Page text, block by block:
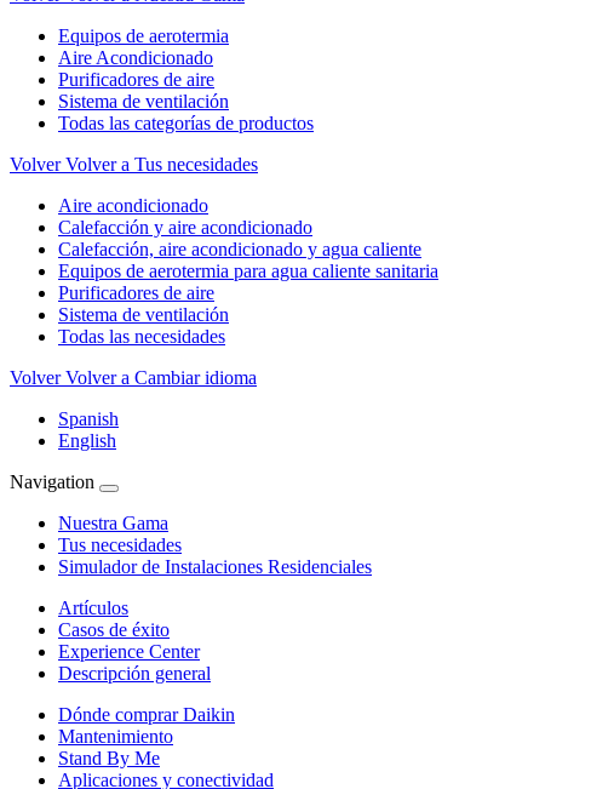
Equipos de aerotermia
Aire Acondicionado
Purificadores de aire
Sistema de ventilación
Todas las categorías de productos
Volver Volver a Tus necesidades
Aire acondicionado
Calefacción y aire acondicionado
Calefacción, aire acondicionado y agua caliente
Equipos de aerotermia para agua caliente sanitaria
Purificadores de aire
Sistema de ventilación
Todas las necesidades
Volver Volver a Cambiar idioma
Spanish
English
Navigation
Nuestra Gama
Tus necesidades
Simulador de Instalaciones Residenciales
Artículos
Casos de éxito
Experience Center
Descripción general
Dónde comprar Daikin
Mantenimiento
Stand By Me
Aplicaciones y conectividad